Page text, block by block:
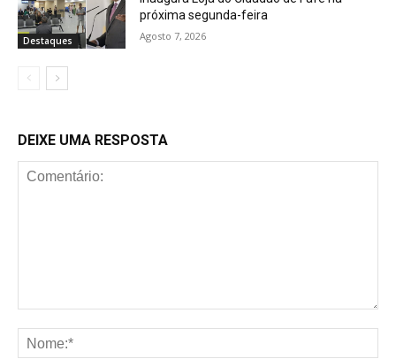
Destaques
próxima segunda-feira
Agosto 7, 2026
DEIXE UMA RESPOSTA